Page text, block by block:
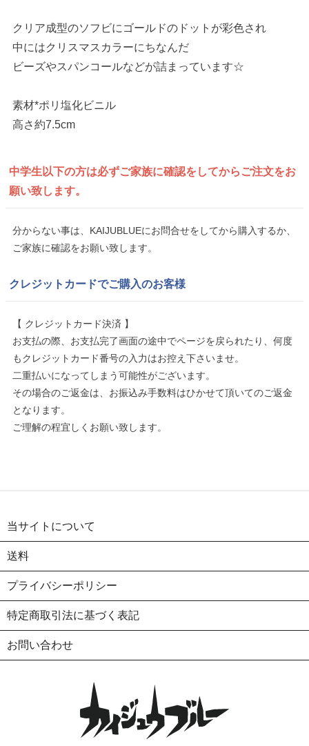
クリア成型のソフビにゴールドのドットが彩色され
中にはクリスマスカラーにちなんだ
ビーズやスパンコールなどが詰まっています☆
素材*ポリ塩化ビニル
高さ約7.5cm
中学生以下の方は必ずご家族に確認をしてから ご注文をお
願い致します。
分からない事は、KAIJUBLUEにお問合せをしてから購入するか、
ご家族に確認をお願い致します。
クレジットカードでご購入のお客様
【 クレジットカード決済 】
お支払の際、お支払完了画面の途中でページを戻られたり、何度
もクレジットカード番号の入力はお控え下さいませ。
二重払いになってしまう可能性がございます。
その場合のご返金は、お振込み手数料はひかせて頂いてのご返金
となります。
ご理解の程宜しくお願い致します。
当サイトについて
送料
プライバシーポリシー
特定商取引法に基づく表記
お問い合わせ